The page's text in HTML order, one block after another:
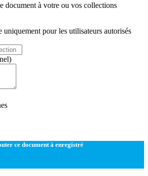
document à votre ou vos collections
uniquement pour les utilisateurs autorisés
ce document à enregistré